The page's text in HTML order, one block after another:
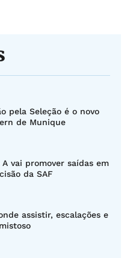
pela Seleção é o novo
de Munique
vai promover saídas em
da SAF
assistir, escalações e